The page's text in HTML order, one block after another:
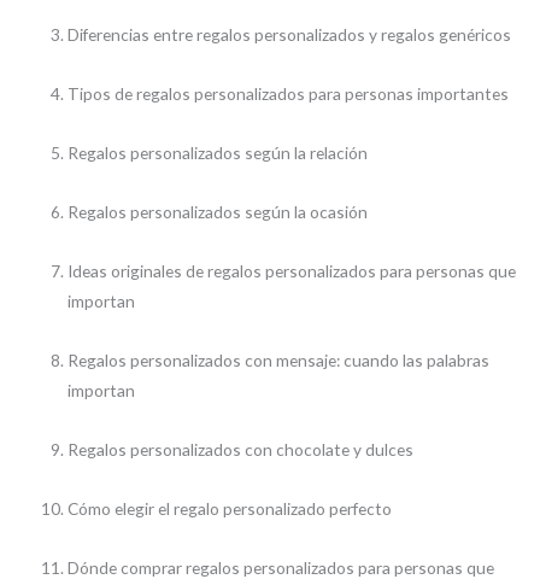
Diferencias entre regalos personalizados y regalos genéricos
Tipos de regalos personalizados para personas importantes
Regalos personalizados según la relación
Regalos personalizados según la ocasión
Ideas originales de regalos personalizados para personas que
importan
Regalos personalizados con mensaje: cuando las palabras
importan
Regalos personalizados con chocolate y dulces
Cómo elegir el regalo personalizado perfecto
Dónde comprar regalos personalizados para personas que